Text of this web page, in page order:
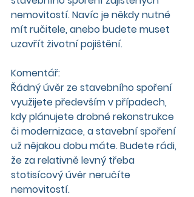
nemovitostí. Navíc je někdy nutné
mít ručitele, anebo budete muset
uzavřít životní pojištění.
Komentář:
Řádný úvěr ze stavebního spoření
využijete především v případech,
kdy plánujete drobné rekonstrukce
či modernizace, a stavební spoření
už nějakou dobu máte. Budete rádi,
že za relativně levný třeba
stotisícový úvěr neručíte
nemovitostí.